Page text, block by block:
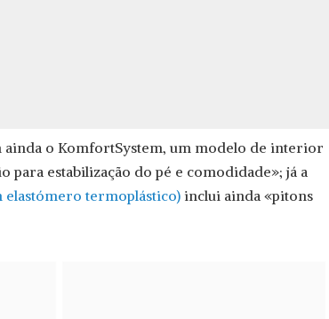
ainda o KomfortSystem, um modelo de interior
para estabilização do pé e comodidade»; já a
elastómero termoplástico) inclui ainda «pitons